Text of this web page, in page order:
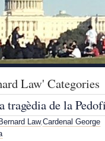
Law' Categories
tragèdia de la
Law,Cardenal George